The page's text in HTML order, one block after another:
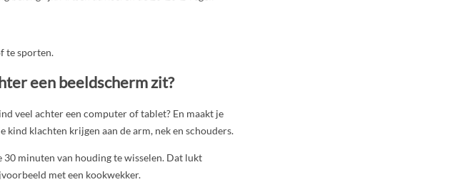
te sporten.
een beeldscherm zit?
veel achter een computer of tablet? En maakt je
kind klachten krijgen aan de arm, nek en schouders.
30 minuten van houding te wisselen. Dat lukt
met een kookwekker.